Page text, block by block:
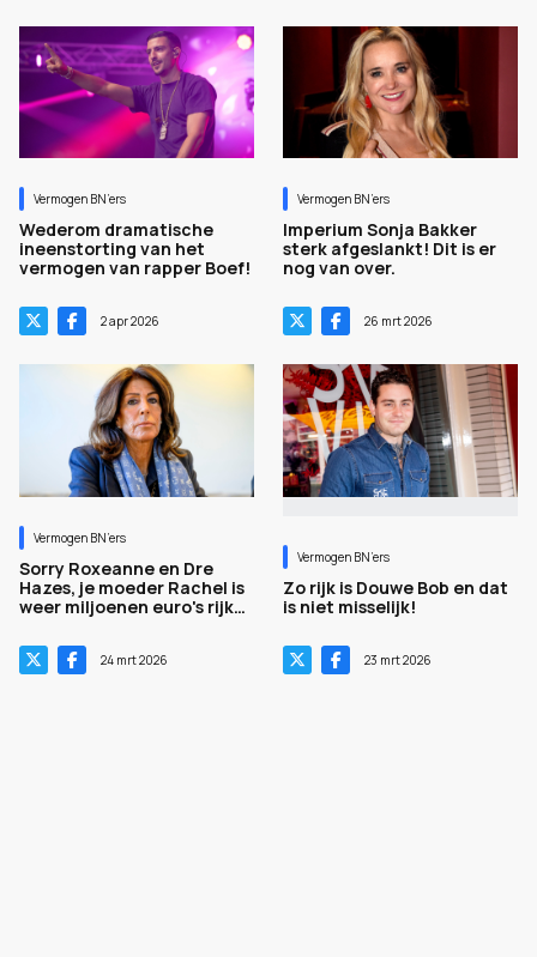
Vermogen BN’ers
Wederom dramatische
ineenstorting van het
vermogen van rapper Boef!
2 apr 2026
Vermogen BN’ers
Imperium Sonja Bakker
sterk afgeslankt! Dit is er
nog van over.
26 mrt 2026
Vermogen BN’ers
Sorry Roxeanne en Dre
Hazes, je moeder Rachel is
weer miljoenen euro's rijker
24 mrt 2026
Vermogen BN’ers
Zo rijk is Douwe Bob en dat
is niet misselijk!
23 mrt 2026